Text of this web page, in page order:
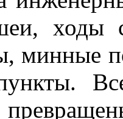
ходы
минные